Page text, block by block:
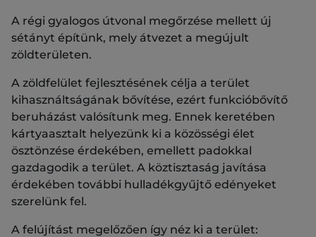
A régi gyalogos útvonal megőrzése mellett új
sétányt építünk, mely átvezet a megújult
zöldterületen.
A zöldfelület fejlesztésének célja a terület
kihasználtságának bővítése, ezért funkcióbővítő
beruházást valósítunk meg. Ennek keretében
kártyaasztalt helyezünk ki a közösségi élet
ösztönzése érdekében, emellett padokkal
gazdagodik a terület. A köztisztaság javítása
érdekében további hulladékgyűjtő edényeket
szerelünk fel.
A felújítást megelőzően így néz ki a terület: